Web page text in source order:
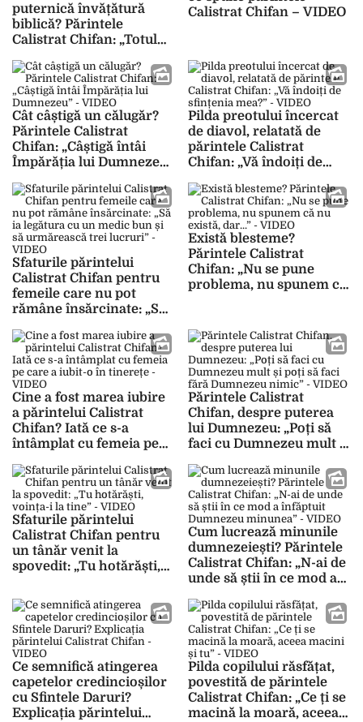
puternică învățătură
biblică? Părintele
Calistrat Chifan: „Totul
iertare” – VIDEO
Calistrat Chifan – VIDEO
Cât câștigă un călugăr?
Părintele Calistrat
Chifan: „Câștigă întâi
Împărăția lui Dumnezeu”
Pilda preotului încercat
de diavol, relatată de
părintele Calistrat
Chifan: „Vă îndoiți de
Sfaturile părintelui
Calistrat Chifan pentru
femeile care nu pot
rămâne însărcinate: „Să
bun și să urmărească trei
lucruri” – VIDEO
Există blesteme?
Părintele Calistrat
Chifan: „Nu se pune
problema, nu spunem că
Cine a fost marea iubire
a părintelui Calistrat
Chifan? Iată ce s-a
întâmplat cu femeia pe
– VIDEO
Părintele Calistrat
Chifan, despre puterea
lui Dumnezeu: „Poți să
faci cu Dumnezeu mult și
Dumnezeu nimic” –
VIDEO
Sfaturile părintelui
Calistrat Chifan pentru
un tânăr venit la
spovedit: „Tu hotărăști,
Cum lucrează minunile
dumnezeiești? Părintele
Calistrat Chifan: „N-ai de
unde să știi în ce mod a
minunea” – VIDEO
Ce semnifică atingerea
capetelor credincioșilor
cu Sfintele Daruri?
Explicația părintelui
Pilda copilului răsfățat,
povestită de părintele
Calistrat Chifan: „Ce ți se
macină la moară, aceea